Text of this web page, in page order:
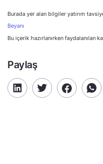
Burada yer alan bilgiler yatırım
Beyanı
Bu içerik hazırlanırken faydalanılan
Paylaş